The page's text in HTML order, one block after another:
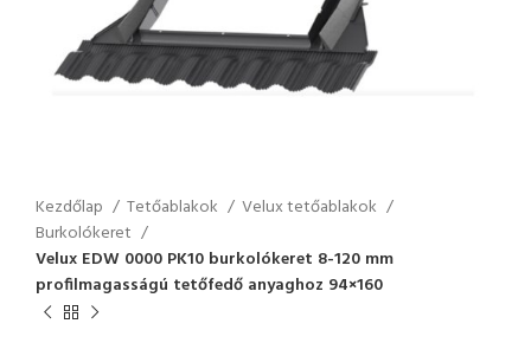
Kezdőlap Tetőablakok
Velux tetőablakok
Burkolókeret
Velux EDW 0000 PK10 burkolókeret 8-120 mm
profilmagasságú tetőfedő anyaghoz 94×160